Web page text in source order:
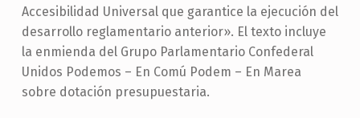
Accesibilidad Universal que garantice la ejecución del
desarrollo reglamentario anterior». El texto incluye
la enmienda del Grupo Parlamentario Confederal
Unidos Podemos – En Comú Podem – En Marea
sobre dotación presupuestaria.